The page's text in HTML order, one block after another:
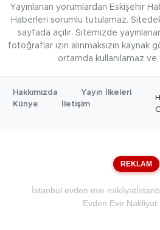
Yayınlanan yorumlardan Eskişehir
Haberleri sorumlu tutulamaz.
sayfada açılır. Sitemizde
fotoğraflar izin alınmaksızın kaynak
ortamda kullanılamaz ve
Hakkımızda
Yayın İlkeleri
Künye
İletişim
REKLAM
İstanbul evden eve nakliyat
Evden Eve Nakliyat